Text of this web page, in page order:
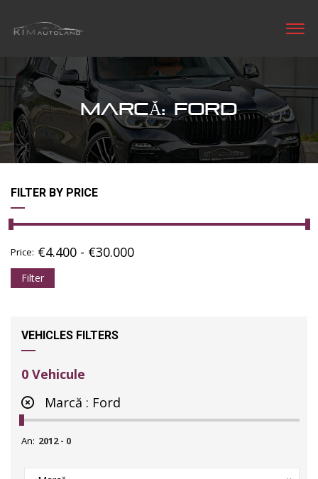
MARCĂ: FORD
FILTER BY PRICE
Price: €4.400 - €30.000
Filter
VEHICLES FILTERS
0 Vehicule
Marcă : Ford
An: